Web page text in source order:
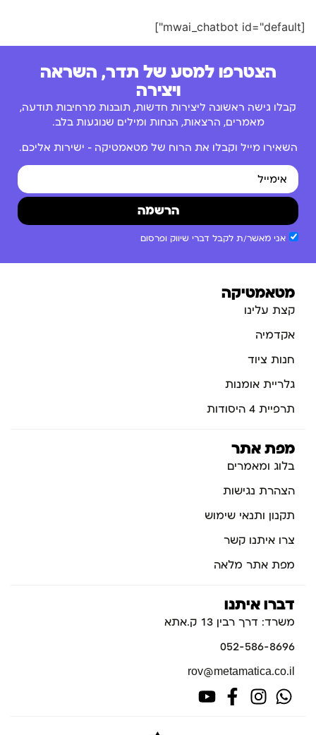
[mwai_chatbot id="default"]
הצטרפו למסע של תדר, השראה
ויצירה
קבלו גישה ראשונה ליצירות חדשות, תובנות מרחיבות תודעה,
מאמרים, הרצאות, הנחות ומילים שנוגעות בלב.
השאירו מייל וקבלו את הרוח של מטאמטיקה – ישירות אליכם.
אני מאשר/ת לקבל דברי שיווק ופרסום
הרשמה
מטאמטיקה
קצת עלינו
אקדמיה
חנות ציוד
גלריית אומנות
תרפיית 4 היסודות
מפת אתר
בלוג ומאמרים
הצהרת נגישות
תקנון ותנאי שימוש
צרו איתנו קשר
מפת אתר מלאה
דברו איתנו
משרד: דרך רבין 13 ק.אתא
052-586-8696
rov@metamatica.co.il